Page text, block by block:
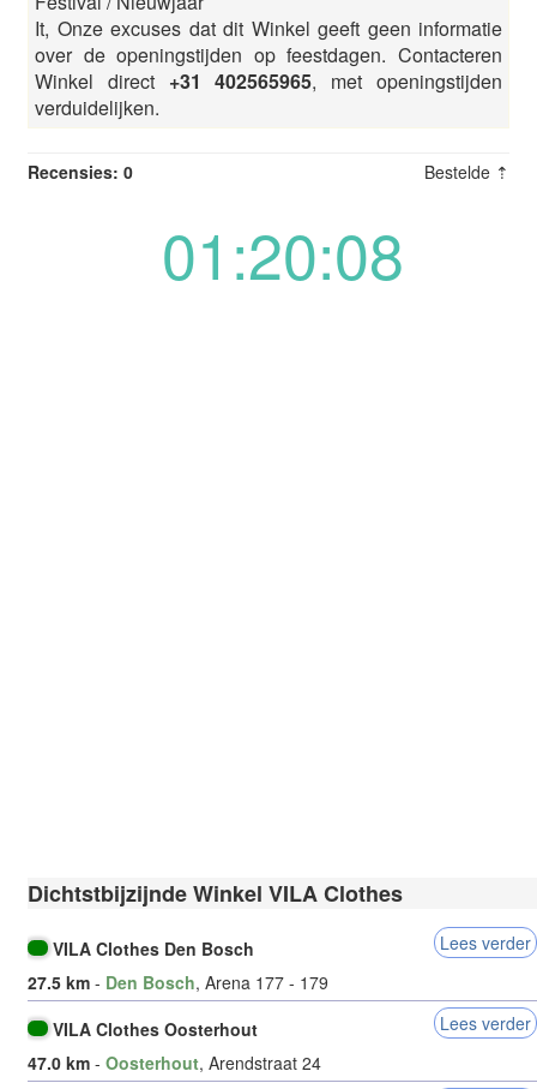
It, Onze excuses dat dit Winkel geeft geen informatie
over de openingstijden op feestdagen. Contacteren
Winkel direct +31 402565965, met openingstijden
verduidelijken.
Recensies: 0 Bestelde ⇡
01:20:08
Dichtstbijzijnde Winkel VILA Clothes
VILA Clothes Den Bosch
Lees verder
27.5 km - Den Bosch, Arena 177 - 179
VILA Clothes Oosterhout
Lees verder
47.0 km - Oosterhout, Arendstraat 24